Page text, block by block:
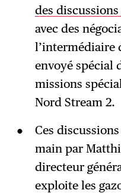
des
avec des
l’intermédiaire
envoyé spécial
missions
Nord Stream 2.
Ces
main par
directeur
exploite les